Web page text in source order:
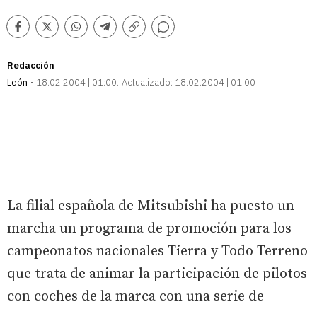
Facebook
TwitterWhatsappTelegram
Copiar
Comentarios
Redacción
León
18.02.2004 | 01:00 Actualizado: 18.02.2004 | 01:00
La filial española de Mitsubishi ha puesto un
marcha un programa de promoción para los
campeonatos nacionales Tierra y Todo Terreno
que trata de animar la participación de pilotos
con coches de la marca con una serie de